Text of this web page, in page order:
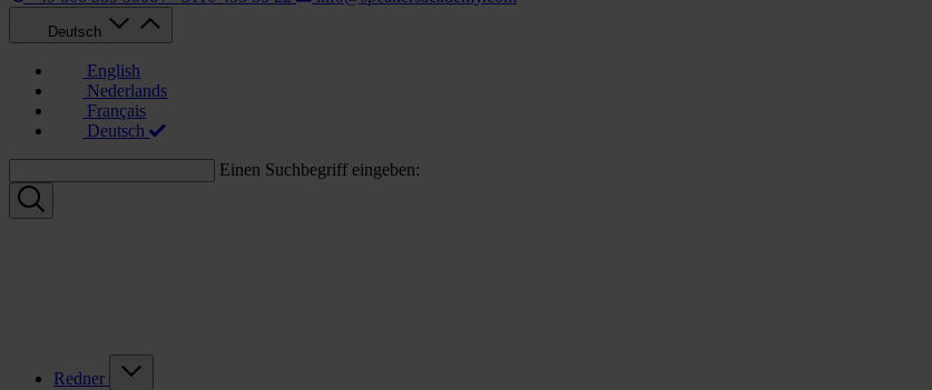
Deutsch
English
Nederlands
Français
Deutsch
Einen Suchbegriff eingeben:
Redner